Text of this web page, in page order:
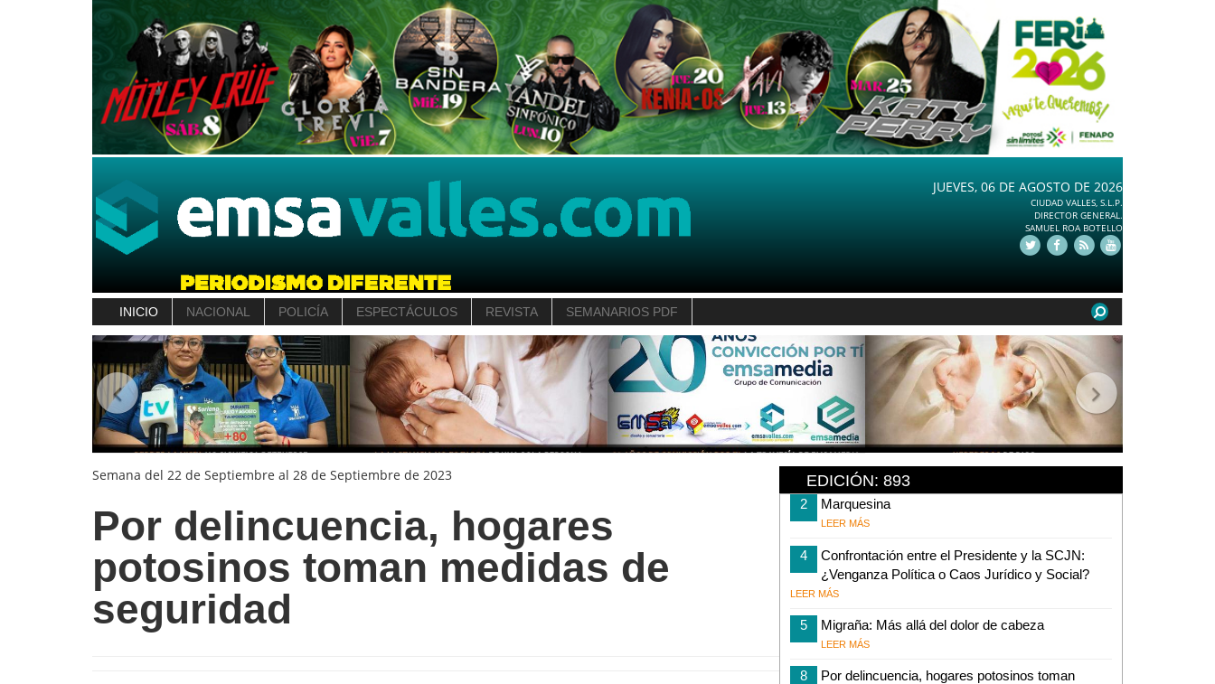
JUEVES, 06 DE AGOSTO DE 2026
CIUDAD VALLES, S.L.P.
DIRECTOR GENERAL.
SAMUEL ROA BOTELLO
INICIO NACIONAL POLICÍA ESPECTÁCULOS REVISTA SEMANARIOS PDF
Semana del 22 de Septiembre al 28 de Septiembre de 2023
Por delincuencia, hogares
potosinos toman medidas de
seguridad
EDICIÓN: 893
2 Marquesina
LEER MÁS
4
Confrontación entre el Presidente y la SCJN:
¿Venganza Política o Caos Jurídico y Social?
LEER MÁS
5 Migraña: Más allá del dolor de cabeza
LEER MÁS
8
Por delincuencia, hogares potosinos toman